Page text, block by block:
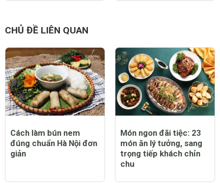
CHỦ ĐỀ LIÊN QUAN
Cách làm bún nem
đúng chuẩn Hà Nội đơn
giản
Món ngon đãi tiệc: 23
món ăn lý tưởng, sang
trọng tiếp khách chỉn
chu